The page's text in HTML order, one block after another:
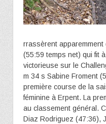
rrassèrent apparemment
(55:59 temps net) qui fit
victorieuse sur le
m 34 s Sabine Froment
première course de la
féminine à Erpent. La
au classement général.
Diaz Rodriguez (47:36),